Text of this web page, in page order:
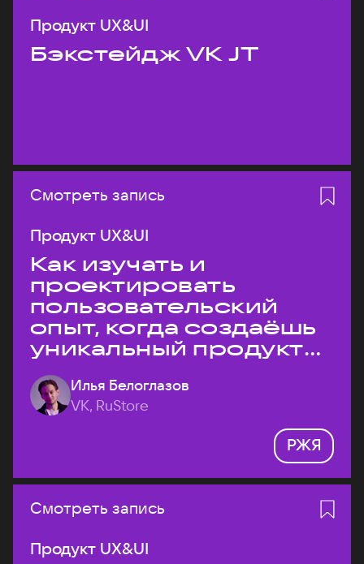
Продукт UX&UI
Бэкстейдж VK JT
Смотреть запись
Продукт UX&UI
Как изучать и
проектировать
пользовательский
опыт, когда создаёшь
уникальный продукт
на рынке?
Илья Белоглазов
VK, RuStore
РЖЯ
Смотреть запись
Продукт UX&UI